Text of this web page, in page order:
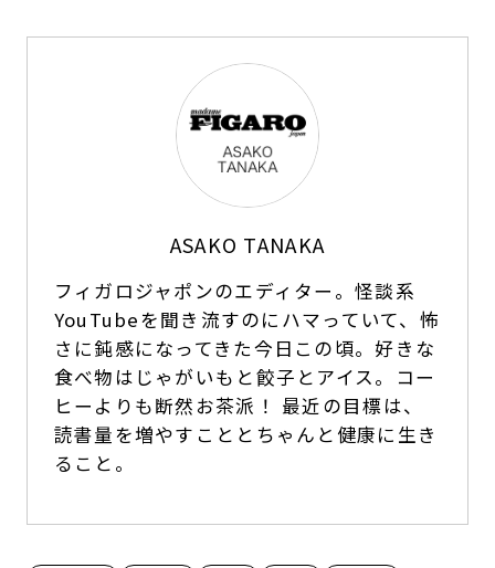
ASAKO TANAKA
フィガロジャポンのエディター。怪談系
YouTubeを聞き流すのにハマっていて、怖
さに鈍感になってきた今日この頃。好きな
食べ物はじゃがいもと餃子とアイス。コー
ヒーよりも断然お茶派！ 最近の目標は、
読書量を増やすこととちゃんと健康に生き
ること。